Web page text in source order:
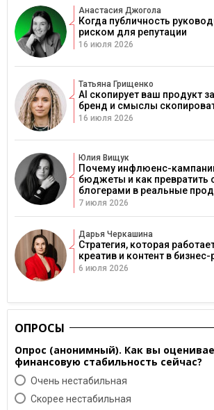
Анастасия Джогола
Когда публичность
риском для репутации
16 июля 2026
Татьяна Грищенко
AI скопирует ваш продукт
бренд и смыслы
16 июля 2026
Юлия Вищук
Почему инфлюенс-
бюджеты и как превратить
блогерами в реальные
7 июля 2026
Дарья Черкашина
Стратегия, которая
креатив и контент в бизнес-
6 июля 2026
ОПРОСЫ
Опрос (анонимный). Как вы
финансовую стабильность сейчас?
Очень нестабильная
Скорее нестабильная